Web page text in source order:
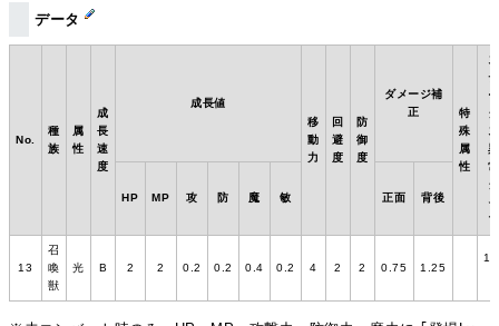
データ
No.
種
族
属
性
成
長
速
度
成長値
移
動
力
回
避
度
防
御
度
ダメージ補
正
特
殊
属
性
ス
テ
ー
タ
ス
異
常
タ
イ
プ
HP MP 攻 防 魔 敏 正面 背後
13
召
喚
獣
光 B 2 2 0.2 0.2 0.4 0.2 4 2 2 0.75 1.25
14